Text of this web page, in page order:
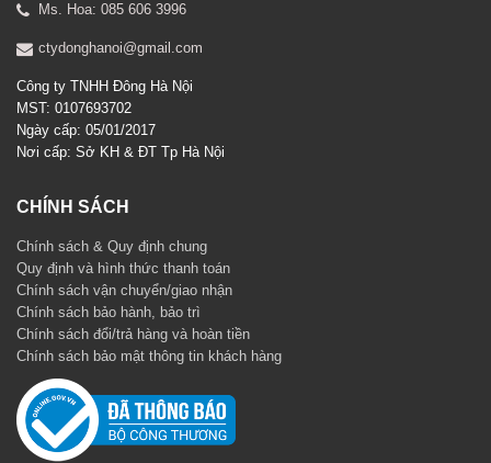
Ms. Hoa: 085 606 3996
ctydonghanoi@gmail.com
Công ty TNHH Đông Hà Nội
MST: 0107693702
Ngày cấp: 05/01/2017
Nơi cấp: Sở KH & ĐT Tp Hà Nội
CHÍNH SÁCH
Chính sách & Quy định chung
Quy định và hình thức thanh toán
Chính sách vận chuyển/giao nhận
Chính sách bảo hành, bảo trì
Chính sách đổi/trả hàng và hoàn tiền
Chính sách bảo mật thông tin khách hàng